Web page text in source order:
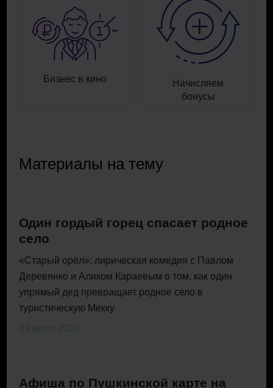
Бизнес в кино
Начисляем
бонусы
Материалы на тему
Один гордый горец спасает родное
село
«Старый орёл»: лирическая комедия с Павлом
Деревянко и Аликом Караевым о том, как один
упрямый дед превращает родное село в
туристическую Мекку
Афиша по Пушкинской карте на